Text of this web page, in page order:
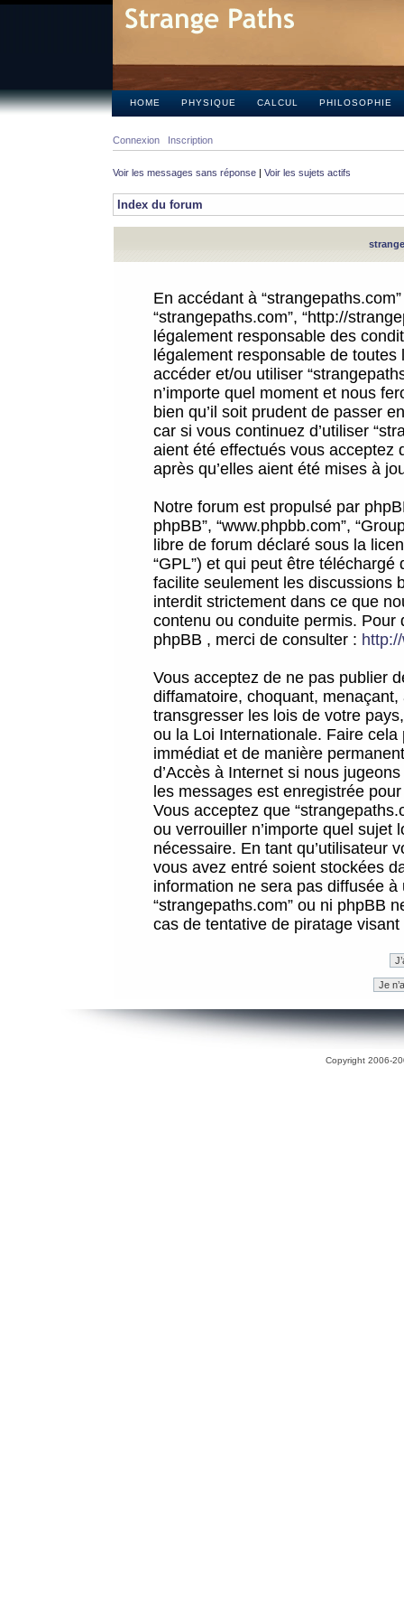
HOME PHYSIQUE CALCUL PHILOSOPHIE
Connexion Inscription
Voir les messages sans réponse | Voir les sujets actifs
Index du forum
En accédant à
“strangepaths.com”, “http://
légalement responsable des
légalement responsable de
accéder et/ou utiliser
n’importe quel moment et nous
bien qu’il soit prudent de passer
car si vous continuez d’utiliser
aient été effectués vous acceptez
après qu’elles aient été mises à
Notre forum est propulsé par
phpBB”, “www.phpbb.com”,
libre de forum déclaré sous la
“GPL”) et qui peut être téléchargé
facilite seulement les discussions
interdit strictement dans ce que
contenu ou conduite permis.
phpBB , merci de consulter :
Vous acceptez de ne pas publier
diffamatoire, choquant,
transgresser les lois de votre
ou la Loi Internationale. Faire
immédiat et de manière
d’Accès à Internet si nous
les messages est enregistrée
Vous acceptez que
ou verrouiller n’importe quel sujet
nécessaire. En tant qu’utilisateur
vous avez entré soient stockées
information ne sera pas diffusée
“strangepaths.com” ou ni phpBB
cas de tentative de piratage
Copyright 2006-